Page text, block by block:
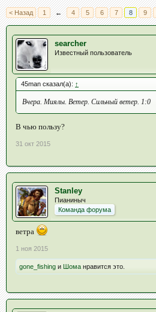
< Назад 1 ← 4 5 6 7 8 9
searcher
Известный пользователь
45man сказал(а): ↑
Вчера. Миялы. Ветер. Сильный ветер. 1:0
В чью пользу?
31 окт 2015
Stanley
Пианиныч
Команда форума
ветра
1 ноя 2015
gone_fishing и Шома нравится это.